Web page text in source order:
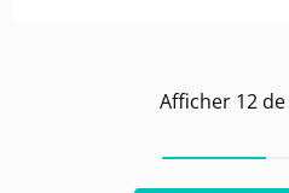
Afficher 12de